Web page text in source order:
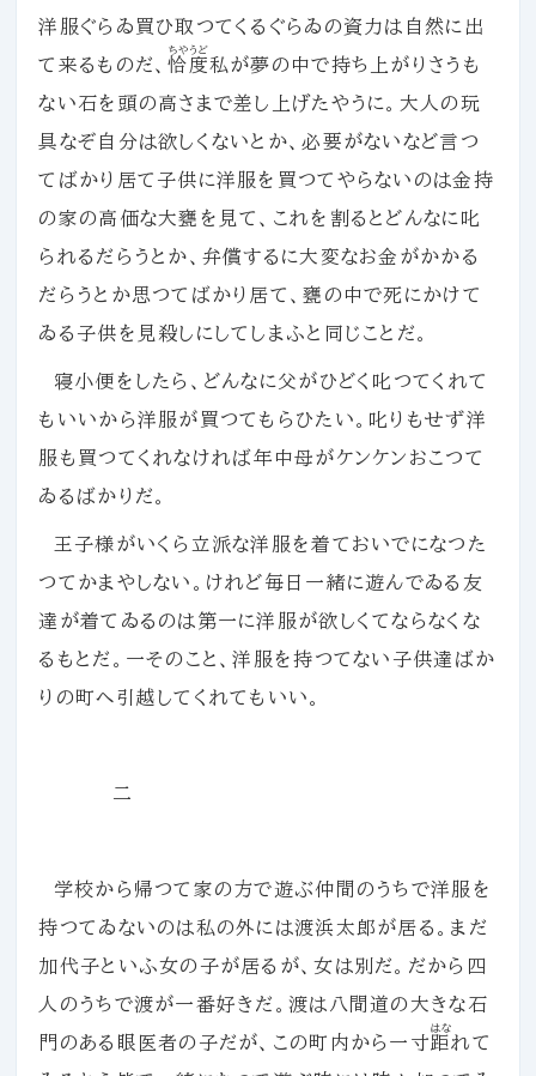
洋服ぐらゐ買ひ取つてくるぐらゐの資力は自然に出
て来るものだ、恰度
ちやうど
私が夢の中で持ち上がりさうも
ない石を頭の高さまで差し上げたやうに。大人の玩
具なぞ自分は欲しくないとか、必要がないなど言つ
てばかり居て子供に洋服を買つてやらないのは金持
の家の高価な大甕を見て、これを割るとどんなに叱
られるだらうとか、弁償するに大変なお金がかかる
だらうとか思つてばかり居て、甕の中で死にかけて
ゐる子供を見殺しにしてしまふと同じことだ。
寝小便をしたら、どんなに父がひどく叱つてくれて
もいいから洋服が買つてもらひたい。叱りもせず洋
服も買つてくれなければ年中母がケンケンおこつて
ゐるばかりだ。
王子様がいくら立派な洋服を着ておいでになつた
つてかまやしない。けれど毎日一緒に遊んでゐる友
達が着てゐるのは第一に洋服が欲しくてならなくな
るもとだ。一そのこと、洋服を持つてない子供達ばか
りの町へ引越してくれてもいい。
二
学校から帰つて家の方で遊ぶ仲間のうちで洋服を
持つてゐないのは私の外には渡浜太郎が居る。まだ
加代子といふ女の子が居るが、女は別だ。だから四
人のうちで渡が一番好きだ。渡は八間道の大きな石
門のある眼医者の子だが、この町内から一寸距
はな
れて